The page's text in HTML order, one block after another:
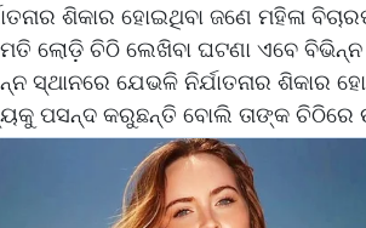
ଶିକାର ହୋଇଥିବା ଜଣେ ମହିଳା
ଲୋଡ଼ି ଚିଠି ଲେଖିବା ଘଟଣା ଏବେ
ସ୍ଥାନରେ ଯେଭଳି ନିର୍ଯାତନାର ଶିକାର
ପସନ୍ଦ କରୁଛନ୍ତି ବୋଲି ତାଙ୍କ ଚିଠିରେ